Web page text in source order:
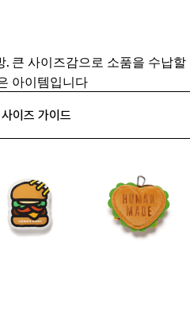
큰 사이즈감으로 소품을 수납
아이템입니다
사이즈 가이드